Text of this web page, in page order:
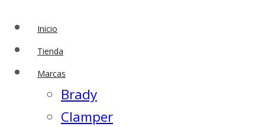
Inicio
Tienda
Marcas
Brady
Clamper